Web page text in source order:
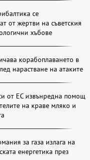
се
от жертви на съветския
хъбове
корабоплаването в
нарастване на атаките
от ЕС извънредна помощ
на краве мляко и
за газа излага на
енергетика през